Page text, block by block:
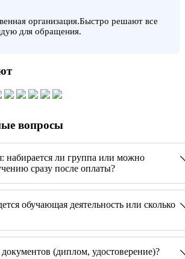
организация.Быстро решают все
для обращения.
вопросы
набирается ли группа или можно
сразу после оплаты?
обучающая деятельность или сколько
документов (диплом, удостоверение)?